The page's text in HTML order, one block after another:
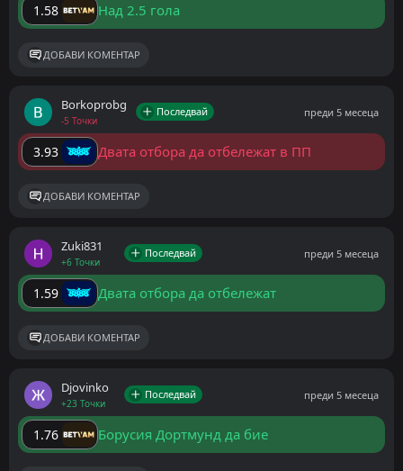
1.58 Над 2.5 гола
ДОБАВИ КОМЕНТАР
Borkoprobg
-5 Точки
Последвай преди 5 месеца
3.93 Двата отбора да отбележат в ПП
ДОБАВИ КОМЕНТАР
Zuki831
+6 Точки
Последвай преди 5 месеца
1.59 Двата отбора да отбележат
ДОБАВИ КОМЕНТАР
Djovinko
+23 Точки
Последвай преди 5 месеца
1.76 Борусия Дортмунд да бие